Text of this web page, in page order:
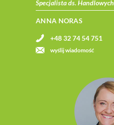
Specjalista ds. Handlowych
ANNA NORAS
+48 32 74 54 751
wyślij wiadomość